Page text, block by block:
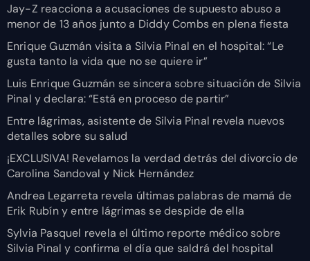
Jay-Z reacciona a acusaciones de supuesto abuso a
menor de 13 años junto a Diddy Combs en plena fiesta
Enrique Guzmán visita a Silvia Pinal en el hospital: “Le
gusta tanto la vida que no se quiere ir”
Luis Enrique Guzmán se sincera sobre situación de Silvia
Pinal y declara: “Está en proceso de partir”
Entre lágrimas, asistente de Silvia Pinal revela nuevos
detalles sobre su salud
¡EXCLUSIVA! Revelamos la verdad detrás del divorcio de
Carolina Sandoval y Nick Hernández
Andrea Legarreta revela últimas palabras de mamá de
Erik Rubín y entre lágrimas se despide de ella
Sylvia Pasquel revela el último reporte médico sobre
Silvia Pinal y confirma el día que saldrá del hospital